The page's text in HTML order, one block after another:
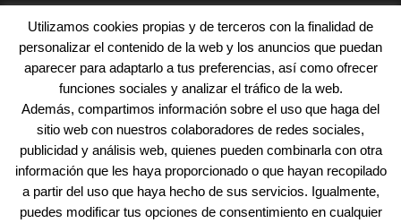
Póngase en contacto con nosotros y le tasaremos su
vehículo sin ningún compromiso.
¿NECESITAS FINANCIACIÓN?
En Automóviles San Juan
encontramos la financiación
que mejor se adapta a tus necesidades.
Utilizamos cookies propias y de terceros con la finalidad de
personalizar el contenido de la web y los anuncios que puedan
aparecer para adaptarlo a tus preferencias, así como ofrecer
funciones sociales y analizar el tráfico de la web.
Además, compartimos información sobre el uso que haga del
sitio web con nuestros colaboradores de redes sociales,
publicidad y análisis web, quienes pueden combinarla con otra
información que les haya proporcionado o que hayan recopilado
a partir del uso que haya hecho de sus servicios. Igualmente,
puedes modificar tus opciones de consentimiento en cualquier